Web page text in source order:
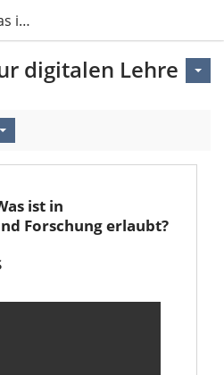
ist in Hochschullehre und
digitalen Lehre
in Hochschullehre und Forschung erlaubt?
ist in
Forschung erlaubt?